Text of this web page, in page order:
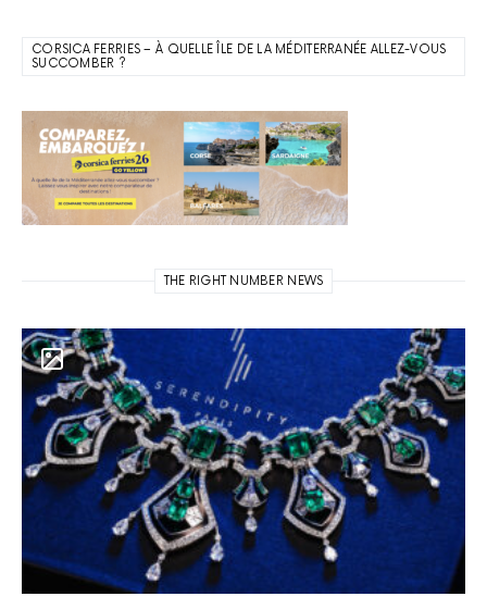
CORSICA FERRIES – À QUELLE ÎLE DE LA MÉDITERRANÉE ALLEZ-VOUS
SUCCOMBER ?
THE RIGHT NUMBER NEWS